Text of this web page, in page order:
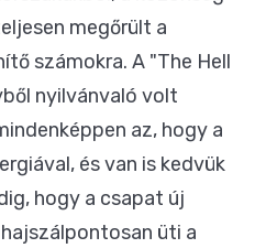
megőrült a
számokra. A "The Hell
nyilvánvaló volt
az, hogy a
és van is kedvük
hogy a csapat új
üti a